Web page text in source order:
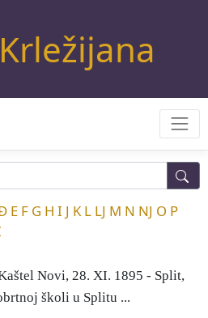
Krležijana
E F G H I J K L LJ M N NJ O P
Novi, 28. XI. 1895 - Split,
školi u Splitu ...